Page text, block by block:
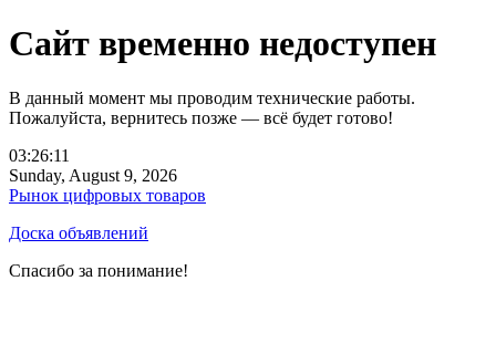
Сайт временно недоступен
В данный момент мы проводим технические работы.
Пожалуйста, вернитесь позже — всё будет готово!
03:26:11
Sunday, August 9, 2026
Рынок цифровых товаров
Доска объявлений
Спасибо за понимание!